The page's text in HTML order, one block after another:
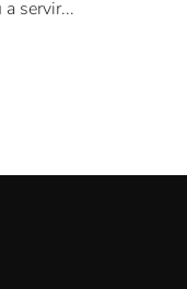
servir...